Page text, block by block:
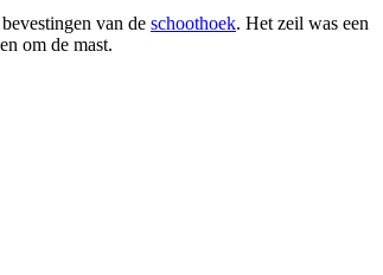
van de schoothoek. Het zeil was een
om de mast.